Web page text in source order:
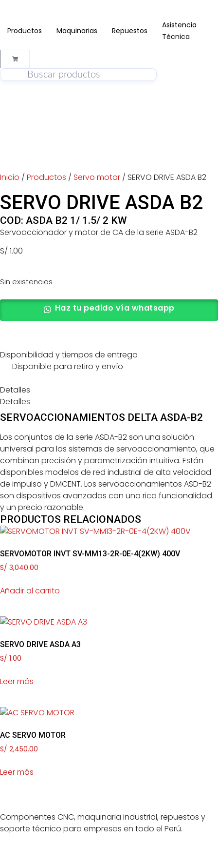
Productos Maquinarias Repuestos
Asistencia
Técnica
Inicio / Productos / Servo motor / SERVO DRIVE ASDA B2
SERVO DRIVE ASDA B2
COD: ASDA B2 1/ 1.5/ 2 KW
Servoaccionador y motor de CA de la serie ASDA-B2
S/ 1.00
Sin existencias
Haz tu pedido vía whatsapp
Disponibilidad y tiempos de entrega
Disponible para retiro y envío
Detalles
Detalles
SERVOACCIONAMIENTOS DELTA ASDA-B2
Los conjuntos de la serie ASDA-B2 son una solución
universal para los sistemas de servoaccionamiento, que
combinan precisión y parametrización intuitiva. Están
disponibles modelos de red industrial de alta velocidad
de impulso y DMCENT. Los servoaccionamientos ASD-B2
son dispositivos avanzados con una rica funcionalidad
y un precio razonable.
PRODUCTOS RELACIONADOS
SERVOMOTOR INVT SV-MM13-2R-0E-4(2KW) 400V
S/ 3,040.00
Añadir al carrito
SERVO DRIVE ASDA A3
S/ 1.00
Leer más
AC SERVO MOTOR
S/ 2,450.00
Leer más
Componentes CNC, maquinaria industrial, repuestos y
soporte técnico para empresas en todo el Perú.